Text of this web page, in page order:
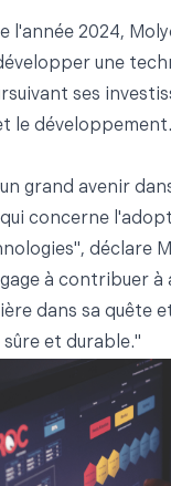
l'année 2024,
une
ses
le développement.
grand avenir
concerne
déclare
à contribuer à
dans sa quête
et durable."